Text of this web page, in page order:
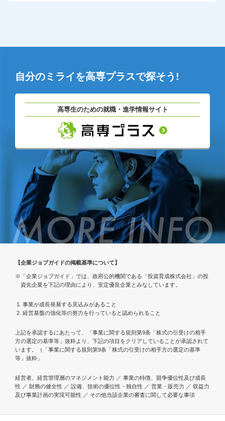
自分のミライを高専プラスで探そう!
高専生のための就職・進学情報サイト
【企業ジョブガイドの掲載基準について】
※「企業ジョブガイド」では、政府公的機関である「投資育成株式会社」の投
資先企業を下記の理由により、安定優良企業とみなしています。
事業が成長発展する見込みがあること
経営基盤の強化等の努力を行っていると認められること
上記を承認するにあたって、「事業に関する規則第9条「株式の引受けの相手
方の選定の基準等」抜粋より、下記の項目をクリアしていることが承認されて
います。（「事業に関する規則第9条「株式の引受けの相手方の選定の基準
等」抜粋」
経営者、経営管理層のマネジメント能力 ／ 事業の特徴、競争優位性及び成長
性 ／ 財務の健全性 ／ 設備、技術の優位性・独自性 ／ 営業・販売力 ／ 収益力
及び事業計画の実現可能性 ／ その他当該企業の審査に関して必要な事項